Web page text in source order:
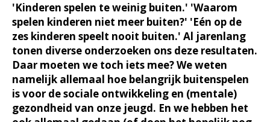
'Kinderen spelen te weinig buiten.' 'Waarom
spelen kinderen niet meer buiten?' 'Eén op de
zes kinderen speelt nooit buiten.' Al jarenlang
tonen diverse onderzoeken ons deze resultaten.
Daar moeten we toch iets mee? We weten
namelijk allemaal hoe belangrijk buitenspelen
is voor de sociale ontwikkeling en (mentale)
gezondheid van onze jeugd. En we hebben het